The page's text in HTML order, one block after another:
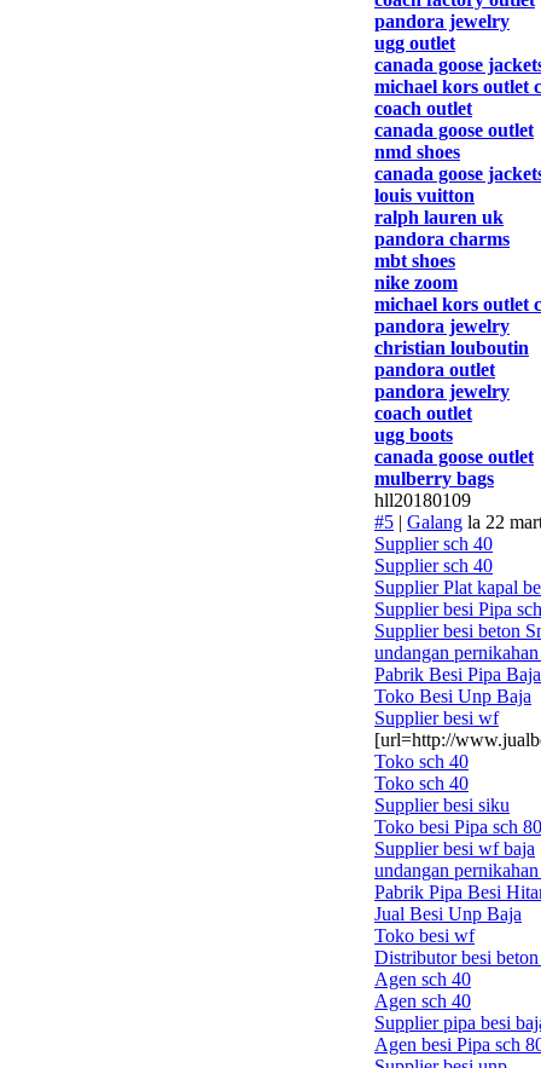
pandora jewelry
ugg outlet
canada goose
michael kors outlet
coach outlet
canada goose outlet
nmd shoes
canada goose
louis vuitton
ralph lauren uk
pandora charms
mbt shoes
nike zoom
michael kors outlet
pandora jewelry
christian louboutin
pandora outlet
pandora jewelry
coach outlet
ugg boots
canada goose outlet
mulberry bags
hll20180109
#5 | Galang la 22
Supplier sch 40
Supplier sch 40
Supplier Plat kapal
Supplier besi Pipa
Supplier besi beton
undangan
Pabrik Besi Pipa
Toko Besi Unp Baja
Supplier besi wf
[url=http://
Toko sch 40
Toko sch 40
Supplier besi siku
Toko besi Pipa sch
Supplier besi wf baja
undangan
Pabrik Pipa Besi
Jual Besi Unp Baja
Toko besi wf
Distributor besi
Agen sch 40
Agen sch 40
Supplier pipa besi
Agen besi Pipa sch